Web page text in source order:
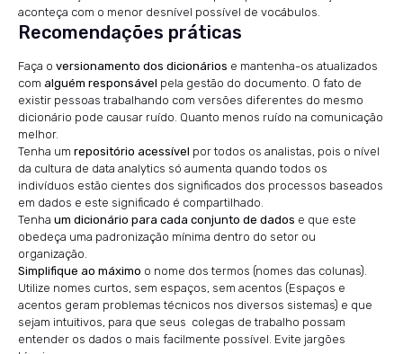
aconteça com o menor desnível possível de vocábulos.
Recomendações práticas
Faça o versionamento dos dicionários e mantenha-os atualizados
com alguém responsável pela gestão do documento. O fato de
existir pessoas trabalhando com versões diferentes do mesmo
dicionário pode causar ruído. Quanto menos ruído na comunicação
melhor.
Tenha um repositório acessível por todos os analistas, pois o nível
da cultura de data analytics só aumenta quando todos os
indivíduos estão cientes dos significados dos processos baseados
em dados e este significado é compartilhado.
Tenha um dicionário para cada conjunto de dados e que este
obedeça uma padronização mínima dentro do setor ou
organização.
Simplifique ao máximo o nome dos termos (nomes das colunas).
Utilize nomes curtos, sem espaços, sem acentos (Espaços e
acentos geram problemas técnicos nos diversos sistemas) e que
sejam intuitivos, para que seus colegas de trabalho possam
entender os dados o mais facilmente possível. Evite jargões